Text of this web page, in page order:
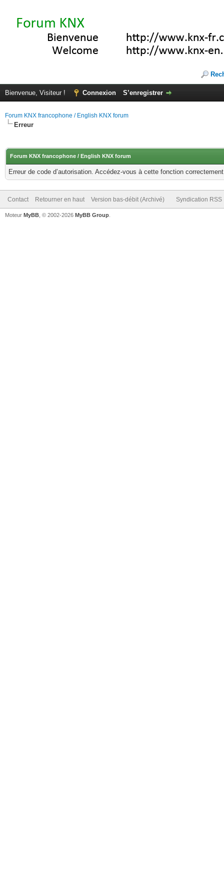
Bienvenue, Visiteur ! Connexion S’enregistrer
Forum KNX francophone / English KNX forum
Erreur
Forum KNX francophone / English KNX forum
Erreur de code d’autorisation. Accédez-vous à cette fonction
Contact Retourner en haut Version bas-débit (Archivé) Syndication RSS
Moteur MyBB , © 2002-2026 MyBB Group